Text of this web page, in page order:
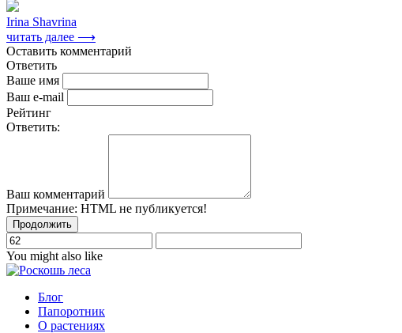
Irina Shavrina
читать далее ⟶
Оставить комментарий
Ответить
Ваше имя
Ваш e-mail
Рейтинг
Ответить:
Ваш комментарий
Примечание: HTML не публикуется!
Продолжить
You might also like
Блог
Папоротник
О растениях